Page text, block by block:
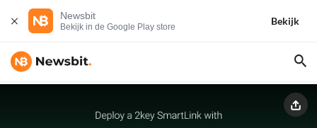
Newsbit
Bekijk in de Google Play store
Bekijk